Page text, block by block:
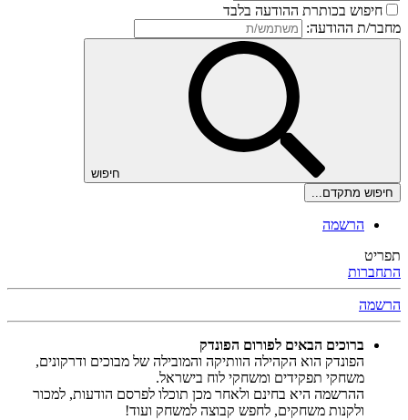
חיפוש בכותרת ההודעה בלבד
מחבר/ת ההודעה:
חיפוש
חיפוש מתקדם...
הרשמה
תפריט
התחברות
הרשמה
ברוכים הבאים לפורום הפונדק
הפונדק הוא הקהילה הוותיקה והמובילה של מבוכים ודרקונים,
משחקי תפקידים ומשחקי לוח בישראל.
ההרשמה היא בחינם ולאחר מכן תוכלו לפרסם הודעות, למכור
ולקנות משחקים, לחפש קבוצה למשחק ועוד!